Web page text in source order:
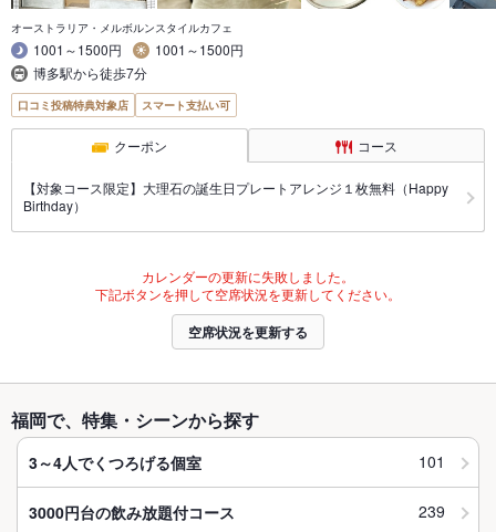
オーストラリア・メルボルンスタイルカフェ
1001～1500円
1001～1500円
博多駅から徒歩7分
口コミ投稿特典対象店 スマート支払い可
クーポン コース
【対象コース限定】大理石の誕生日プレートアレンジ１枚無料（Happy
Birthday）
カレンダーの更新に失敗しました。
下記ボタンを押して空席状況を更新してください。
空席状況を更新する
福岡で、特集・シーンから探す
3～4人でくつろげる個室 101
3000円台の飲み放題付コース 239